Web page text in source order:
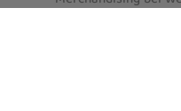
MERCHANDISING